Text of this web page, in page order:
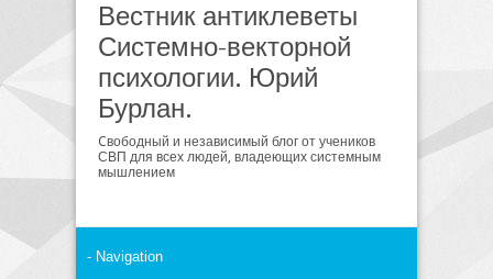
Вестник антиклеветы
Системно-векторной
психологии. Юрий
Бурлан.
Cвободный и независимый блог от учеников
СВП для всех людей, владеющих системным
мышлением